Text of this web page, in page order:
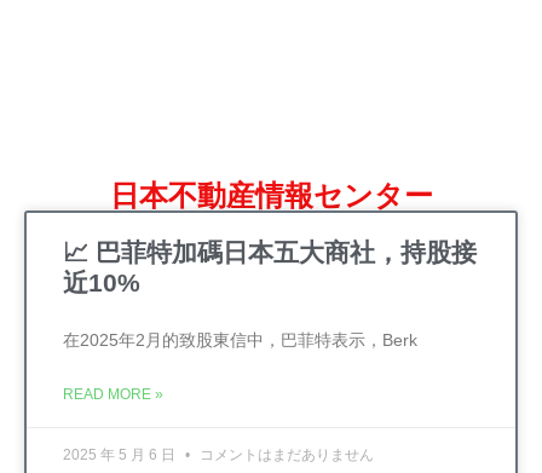
日本不動産情報センター
📈 巴菲特加碼日本五大商社，持股接
近10%
在2025年2月的致股東信中，巴菲特表示，Berk
READ MORE »
2025 年 5 月 6 日 コメントはまだありません